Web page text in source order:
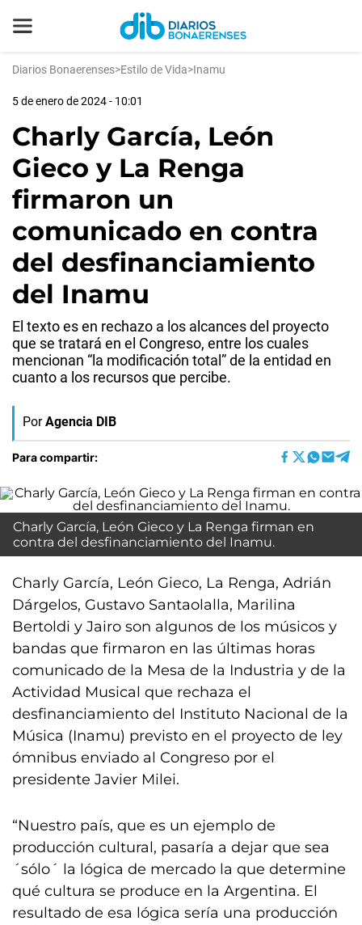
Diarios Bonaerenses>Estilo de Vida>Inamu
5 de enero de 2024 - 10:01
Charly García, León
Gieco y La Renga
firmaron un
comunicado en contra
del desfinanciamiento
del Inamu
El texto es en rechazo a los alcances del proyecto
que se tratará en el Congreso, entre los cuales
mencionan “la modificación total” de la entidad en
cuanto a los recursos que percibe.
Por Agencia DIB
Para compartir:
Charly García, León Gieco y La Renga firman en
contra del desfinanciamiento del Inamu.
Charly García, León Gieco, La Renga, Adrián
Dárgelos, Gustavo Santaolalla, Marilina
Bertoldi y Jairo son algunos de los músicos y
bandas que firmaron en las últimas horas
comunicado de la Mesa de la Industria y de la
Actividad Musical que rechaza el
desfinanciamiento del Instituto Nacional de la
Música (Inamu) previsto en el proyecto de ley
ómnibus enviado al Congreso por el
presidente Javier Milei.
“Nuestro país, que es un ejemplo de
producción cultural, pasaría a dejar que sea
´sólo´ la lógica de mercado la que determine
qué cultura se produce en la Argentina. El
resultado de esa lógica sería una producción